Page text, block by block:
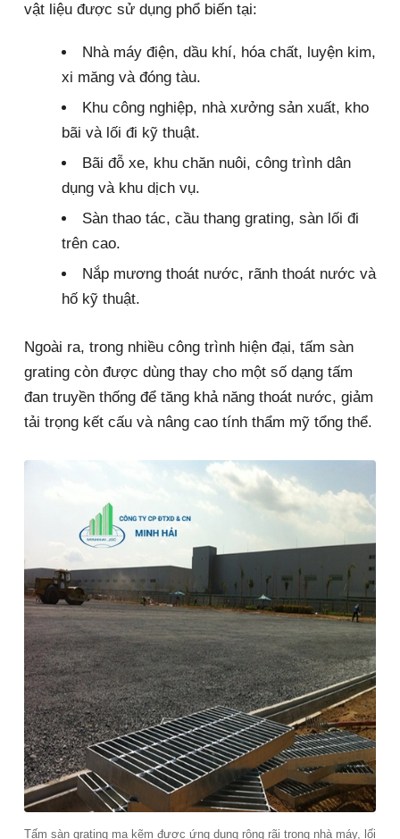
vật liệu được sử dụng phổ biến tại:
Nhà máy điện, dầu khí, hóa chất, luyện kim,
xi măng và đóng tàu.
Khu công nghiệp, nhà xưởng sản xuất, kho
bãi và lối đi kỹ thuật.
Bãi đỗ xe, khu chăn nuôi, công trình dân
dụng và khu dịch vụ.
Sàn thao tác, cầu thang grating, sàn lối đi
trên cao.
Nắp mương thoát nước, rãnh thoát nước và
hố kỹ thuật.
Ngoài ra, trong nhiều công trình hiện đại, tấm sàn
grating còn được dùng thay cho một số dạng tấm
đan truyền thống để tăng khả năng thoát nước, giảm
tải trọng kết cấu và nâng cao tính thẩm mỹ tổng thể.
Tấm sàn grating mạ kẽm được ứng dụng rộng rãi trong nhà máy, lối